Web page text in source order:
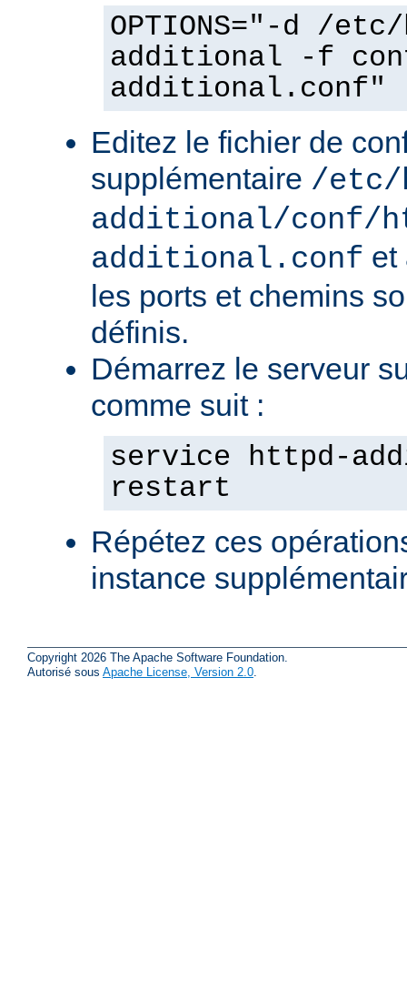
OPTIONS="-d /
additional -f
additional.conf"
Editez le fichier de
supplémentaire /etc/
additional/conf/
additional.conf et
les ports et chemins
définis.
Démarrez le serveur
comme suit :
service httpd-
restart
Répétez ces
instance
Copyright 2026 The Apache Software Foundation.
Autorisé sous Apache License, Version 2.0